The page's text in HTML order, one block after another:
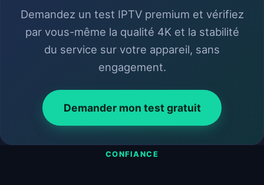
Demandez un test IPTV premium et vérifiez
par vous-même la qualité 4K et la stabilité
du service sur votre appareil, sans
engagement.
Demander mon test gratuit
CONFIANCE